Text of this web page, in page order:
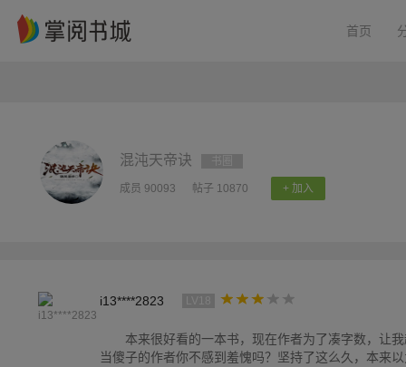
首页
混沌天帝诀
成员 90093 帖子 10870 + 加入
i13****2823
本来很好看的一本书，现在作者为了凑字数，让
当傻子的作者你不感到羞愧吗？坚持了这么久，本来